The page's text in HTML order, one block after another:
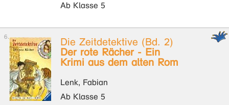
Ab Klasse 5
Die Zeitdetektive (Bd. 2)
Der rote Rächer - Ein
Krimi aus dem alten Rom
Lenk, Fabian
Ab Klasse 5